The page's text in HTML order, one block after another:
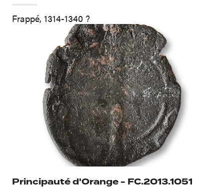
Frappé, 1314-1340 ?
Principauté d'Orange - FC.2013.1051